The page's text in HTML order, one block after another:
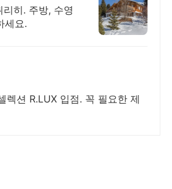
히. 주방, 수영
세요.
렉션 R.LUX 입점. 꼭 필요한 제